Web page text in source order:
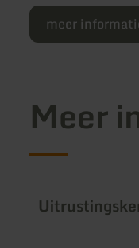
meer
Meer